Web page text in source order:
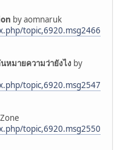
by aomnaruk
topic,6920.msg2466
หมายความว่ายังไง by
topic,6920.msg2547
topic,6920.msg2550